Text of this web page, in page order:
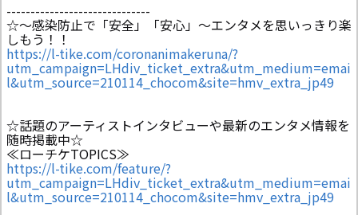
------------------------------
☆～感染防止で「安全」「安心」～エンタメを思いっきり楽
しもう！！
https://l-tike.com/coronanimakeruna/?
utm_campaign=LHdiv_ticket_extra&utm_medium=emai
l&utm_source=210114_chocom&site=hmv_extra_jp49
☆話題のアーティストインタビューや最新のエンタメ情報を
随時掲載中☆
≪ローチケTOPICS≫
https://l-tike.com/feature/?
utm_campaign=LHdiv_ticket_extra&utm_medium=emai
l&utm_source=210114_chocom&site=hmv_extra_jp49